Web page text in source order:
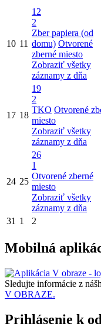
10 11
12
2
Zber papiera (od
domu) Otvorené
zberné miesto
Zobraziť všetky
záznamy z dňa
17 18
19
2
TKO Otvorené
miesto
Zobraziť všetky
záznamy z dňa
24 25
26
1
Otvorené zberné
miesto
Zobraziť všetky
záznamy z dňa
31 1 2
Mobilná
Sledujte informácie z
V OBRAZE.
Prihlásenie k